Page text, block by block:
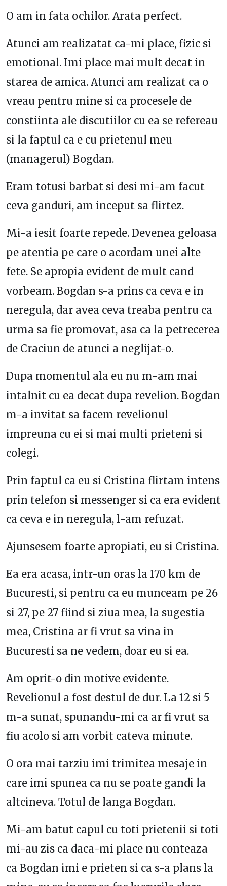
O am in fata ochilor. Arata perfect.
Atunci am realizatat ca-mi place, fizic si
emotional. Imi place mai mult decat in
starea de amica. Atunci am realizat ca o
vreau pentru mine si ca procesele de
constiinta ale discutiilor cu ea se refereau
si la faptul ca e cu prietenul meu
(managerul) Bogdan.
Eram totusi barbat si desi mi-am facut
ceva ganduri, am inceput sa flirtez.
Mi-a iesit foarte repede. Devenea geloasa
pe atentia pe care o acordam unei alte
fete. Se apropia evident de mult cand
vorbeam. Bogdan s-a prins ca ceva e in
neregula, dar avea ceva treaba pentru ca
urma sa fie promovat, asa ca la petrecerea
de Craciun de atunci a neglijat-o.
Dupa momentul ala eu nu m-am mai
intalnit cu ea decat dupa revelion. Bogdan
m-a invitat sa facem revelionul
impreuna cu ei si mai multi prieteni si
colegi.
Prin faptul ca eu si Cristina flirtam intens
prin telefon si messenger si ca era evident
ca ceva e in neregula, l-am refuzat.
Ajunsesem foarte apropiati, eu si Cristina.
Ea era acasa, intr-un oras la 170 km de
Bucuresti, si pentru ca eu munceam pe 26
si 27, pe 27 fiind si ziua mea, la sugestia
mea, Cristina ar fi vrut sa vina in
Bucuresti sa ne vedem, doar eu si ea.
Am oprit-o din motive evidente.
Revelionul a fost destul de dur. La 12 si 5
m-a sunat, spunandu-mi ca ar fi vrut sa
fiu acolo si am vorbit cateva minute.
O ora mai tarziu imi trimitea mesaje in
care imi spunea ca nu se poate gandi la
altcineva. Totul de langa Bogdan.
Mi-am batut capul cu toti prietenii si toti
mi-au zis ca daca-mi place nu conteaza
ca Bogdan imi e prieten si ca s-a plans la